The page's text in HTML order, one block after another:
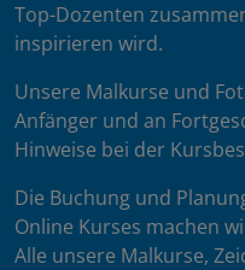
Top-Dozenten
inspirieren wird.
Unsere Malkurse und
Anfänger und an
Hinweise bei der
Die Buchung und
Online Kurses machen
Alle unsere Malkurse,